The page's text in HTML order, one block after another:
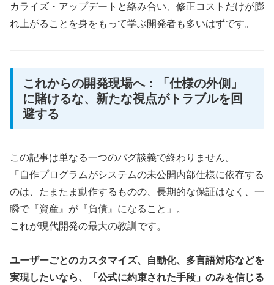
カライズ・アップデートと絡み合い、修正コストだけが膨
れ上がることを身をもって学ぶ開発者も多いはずです。
これからの開発現場へ：「仕様の外側」
に賭けるな、新たな視点がトラブルを回
避する
この記事は単なる一つのバグ談義で終わりません。
「自作プログラムがシステムの未公開内部仕様に依存する
のは、たまたま動作するものの、長期的な保証はなく、一
瞬で『資産』が『負債』になること」。
これが現代開発の最大の教訓です。
ユーザーごとのカスタマイズ、自動化、多言語対応などを
実現したいなら、「公式に約束された手段」のみを信じる